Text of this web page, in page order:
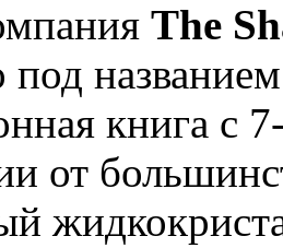
The
под
книга
от